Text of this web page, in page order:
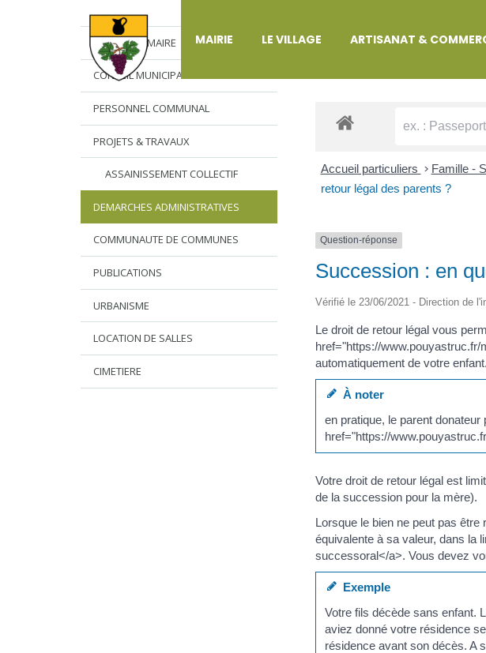
MAIRIE LE VILLAGE ARTISANAT &
L’EDITO DU MAIRE
CONSEIL MUNICIPAL
PERSONNEL COMMUNAL
PROJETS & TRAVAUX
ASSAINISSEMENT COLLECTIF
DEMARCHES ADMINISTRATIVES
COMMUNAUTE DE COMMUNES
PUBLICATIONS
URBANISME
LOCATION DE SALLES
CIMETIERE
DÉMARCHES
Accueil particuliers > Famille -
retour légal des parents ?
Question-réponse
Succession : en
Vérifié le 23/06/2021 - Direction de
Le droit de retour légal vous
href="https://
automatiquement de votre enfant.
À noter
en pratique, le parent
href="https://
Votre droit de retour légal est
de la succession pour la mère).
Lorsque le bien ne peut pas
équivalente à sa valeur, dans la
successoral</a>. Vous devez
Exemple
Votre fils décède sans enfant.
aviez donné votre résidence
résidence avant son décès. A